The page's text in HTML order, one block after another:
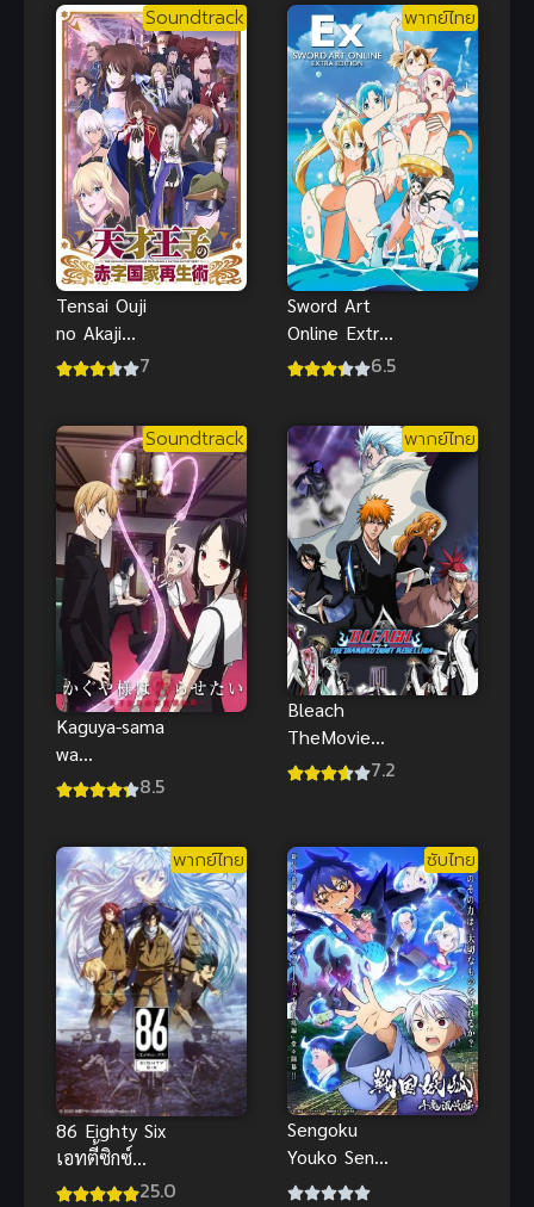
Soundtrack
Tensai Ouji
no Akaji
Kokka Saisei
ขายชาติเลย
แล้วกัน!
7
พากย์ไทย
Sword Art
Online Extra
Edition ซอร์ด
ชั่น พากย์ไทย
6.5
Soundtrack
Kaguya-sama
wa
Kokurasetai
ดีๆ ภาค 1
8.5
พากย์ไทย
Bleach
TheMovie
บลีช เทพ
หนึ่งตัวตนของ
เฮียวรินมารุ
พากย์ไทย
7.2
พากย์ไทย
86 Eighty Six
เอทตี้ซิกซ์
พากย์ไทย ซับ25.0
ซับไทย
Sengoku
Youko Senma
Konton hen